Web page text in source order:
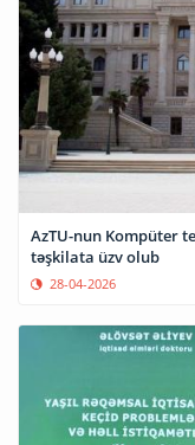
AzTU-nun Kompüter
təşkilata üzv olub
28-04-2026